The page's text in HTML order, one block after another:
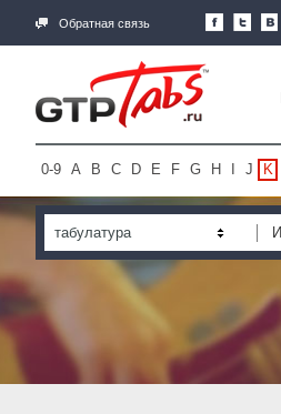
Обратная связь
0-9 A B C D E F G H J K
табулатура